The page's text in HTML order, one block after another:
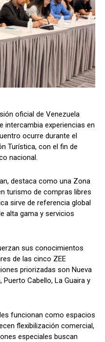
oficial de Venezuela
intercambia experiencias en
ocurre durante el
Turística, con el fin de
nacional.
destaca como una Zona
turismo de compras libres
sirve de referencia global
alta gama y servicios
sus conocimientos
de las cinco ZEE
priorizadas son Nueva
Puerto Cabello, La Guaira y
funcionan como espacios
flexibilización comercial,
especiales buscan